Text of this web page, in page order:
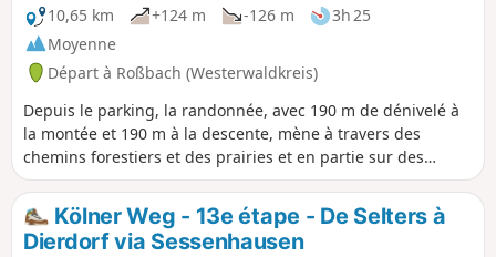
10,65 km
+124 m -126 m
3h 25
Moyenne
Départ à Roßbach (Westerwaldkreis)
Depuis le parking, la randonnée, avec 190 m de dénivelé à
la montée et 190 m à la descente, mène à travers des
chemins forestiers et des prairies et en partie sur des
sentiers étroits autour de Rossbach. Ce circuit n'est pas
balisé, mais il suit en partie l'un des sentiers de randonnée
de Rossbach.
Kölner Weg - 13e étape - De Selters à
Dierdorf via Sessenhausen